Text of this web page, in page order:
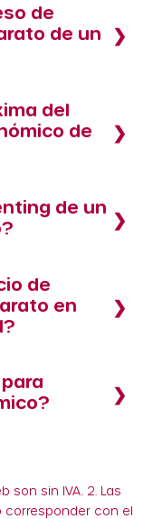
de
de un
del
de
de un
de
en
son sin IVA. 2. Las
corresponder con el